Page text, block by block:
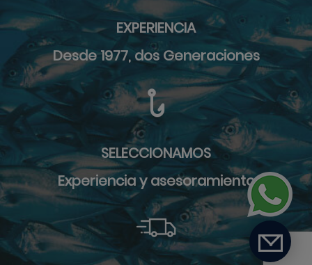
EXPERIENCIA
Desde 1977, dos Generaciones
SELECCIONAMOS
Experiencia y asesoramiento